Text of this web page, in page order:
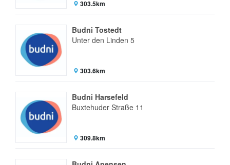
303.5km
Budni Tostedt
Unter den Linden 5
303.6km
Budni Harsefeld
Buxtehuder Straße 11
309.8km